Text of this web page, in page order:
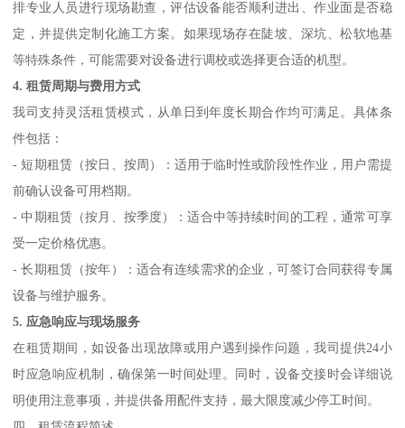
排专业人员进行现场勘查，评估设备能否顺利进出、作业面是否稳
定，并提供定制化施工方案。如果现场存在陡坡、深坑、松软地基
等特殊条件，可能需要对设备进行调校或选择更合适的机型。
4. 租赁周期与费用方式
我司支持灵活租赁模式，从单日到年度长期合作均可满足。具体条
件包括：
- 短期租赁（按日、按周）：适用于临时性或阶段性作业，用户需提
前确认设备可用档期。
- 中期租赁（按月、按季度）：适合中等持续时间的工程，通常可享
受一定价格优惠。
- 长期租赁（按年）：适合有连续需求的企业，可签订合同获得专属
设备与维护服务。
5. 应急响应与现场服务
在租赁期间，如设备出现故障或用户遇到操作问题，我司提供24小
时应急响应机制，确保第一时间处理。同时，设备交接时会详细说
明使用注意事项，并提供备用配件支持，最大限度减少停工时间。